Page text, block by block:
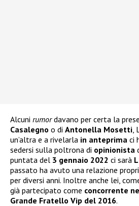
Alcuni rumordavano per certa la
Casalegno o di Antonella Mosetti
un’altra e a rivelarla in anteprima ci
sedersi sulla poltrona di opinionista
puntata del 3 gennaio 2022 ci sarà
passato ha avuto una relazione
per diversi anni. Inoltre anche lei,
già partecipato come concorrente
Grande Fratello Vip del 2016.